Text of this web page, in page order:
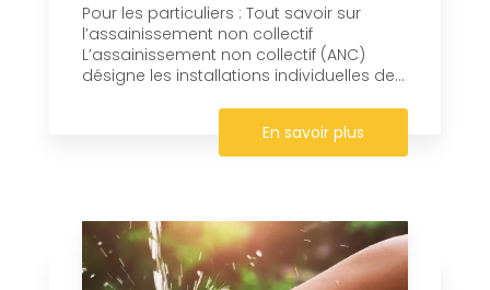
Pour les particuliers : Tout savoir sur
l’assainissement non collectif
L’assainissement non collectif (ANC)
désigne les installations individuelles de...
En savoir plus